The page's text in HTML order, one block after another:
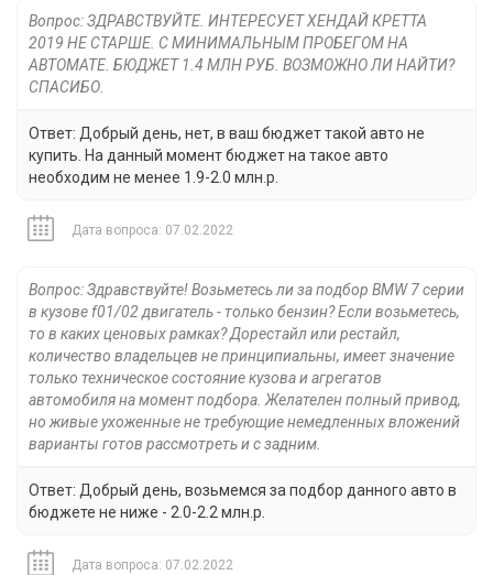
Вопрос: ЗДРАВСТВУЙТЕ. ИНТЕРЕСУЕТ ХЕНДАЙ КРЕТТА
2019 НЕ СТАРШЕ. С МИНИМАЛЬНЫМ ПРОБЕГОМ НА
АВТОМАТЕ. БЮДЖЕТ 1.4 МЛН РУБ. ВОЗМОЖНО ЛИ НАЙТИ?
СПАСИБО.
Ответ: Добрый день, нет, в ваш бюджет такой авто не
купить. На данный момент бюджет на такое авто
необходим не менее 1.9-2.0 млн.р.
Дата вопроса: 07.02.2022
Вопрос: Здравствуйте! Возьметесь ли за подбор BMW 7 серии
в кузове f01/02 двигатель - только бензин? Если возьметесь,
то в каких ценовых рамках? Дорестайл или рестайл,
количество владельцев не принципиальны, имеет значение
только техническое состояние кузова и агрегатов
автомобиля на момент подбора. Желателен полный привод,
но живые ухоженные не требующие немедленных вложений
варианты готов рассмотреть и с задним.
Ответ: Добрый день, возьмемся за подбор данного авто в
бюджете не ниже - 2.0-2.2 млн.р.
Дата вопроса: 07.02.2022